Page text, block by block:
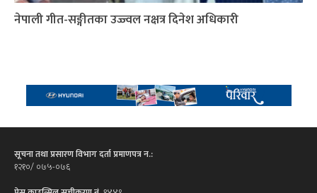
नेपाली गीत-सङ्गीतका उज्ज्वल नक्षत्र दिनेश अधिकारी
सूचना तथा प्रसारण विभाग दर्ता प्रमाणपत्र न.:
१२१०/ ०७५-०७६